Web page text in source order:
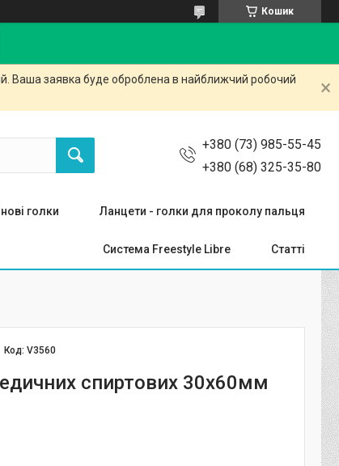
Кошик
Ваша заявка буде оброблена в найближчий робочий
+380 (73) 985-55-45
+380 (68) 325-35-80
голки Ланцети - голки для проколу пальця
Система Freestyle Libre Статті
Код:V3560
спиртових 30х60мм